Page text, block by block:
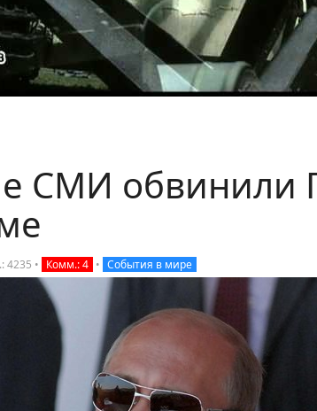
СМИ обвинили
4235 • Комм.: 4 • События в мире